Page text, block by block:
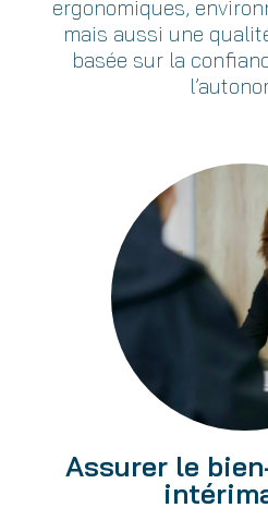
ergonomiques,
mais aussi une
basée sur la
Assurer le